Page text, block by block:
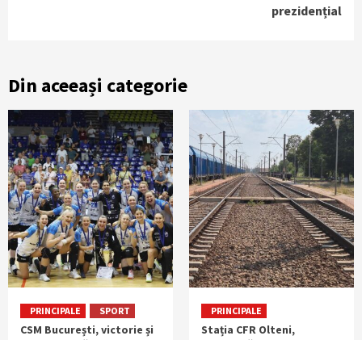
prezidențial
Din aceeași categorie
PRINCIPALE SPORT
CSM București, victorie și
PRINCIPALE
Stația CFR Olteni,